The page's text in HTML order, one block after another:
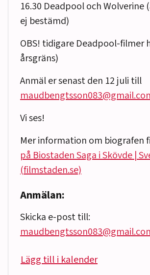
16.30 Deadpool och Wolverine
ej bestämd)
OBS! tidigare Deadpool-filmer
årsgräns)
Anmäl er senast den 12 juli till
Vi ses!
Mer information om biografen
på Biostaden Saga i Skövde |
(filmstaden.se)
Anmälan:
Skicka e-post till:
Lägg till i kalender